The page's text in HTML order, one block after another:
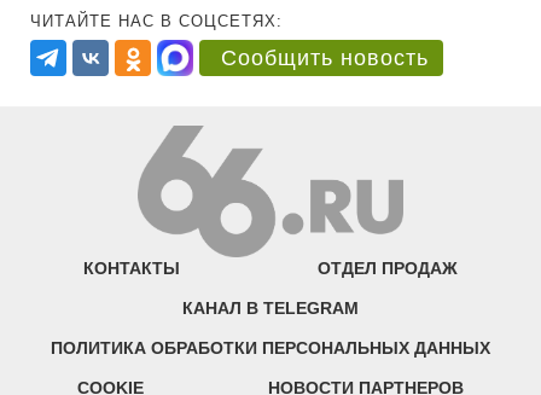
ЧИТАЙТЕ НАС В СОЦСЕТЯХ:
Сообщить новость
КОНТАКТЫ ОТДЕЛ ПРОДАЖ
КАНАЛ В TELEGRAM
ПОЛИТИКА ОБРАБОТКИ ПЕРСОНАЛЬНЫХ ДАННЫХ
COOKIE НОВОСТИ ПАРТНЕРОВ